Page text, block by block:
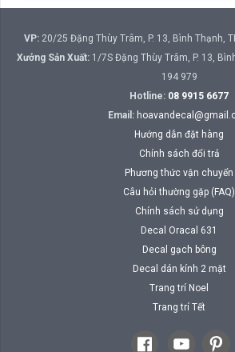
VP:20/25 Đặng Thùy Trâm, P. 13, Bình Thạnh,
Xưởng Sản Xuất: 1/7S Đặng Thùy Trâm, P. 13,
194 979
Hotline: 08 9915 6677
Email:
Hướng dẫn đặt hàng
Chính sách đổi trả
Phương thức vận chuyển
Câu hỏi thường gặp (FAQ)
Chính sách sử dụng
Decal Oracal 631
Decal gạch bông
Decal dán kính 2 mặt
Trang trí Noel
Trang trí Tết